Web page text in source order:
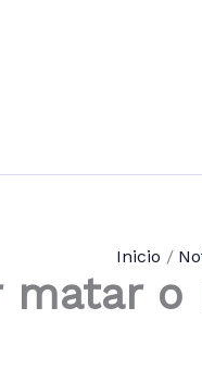
Inicio
matar